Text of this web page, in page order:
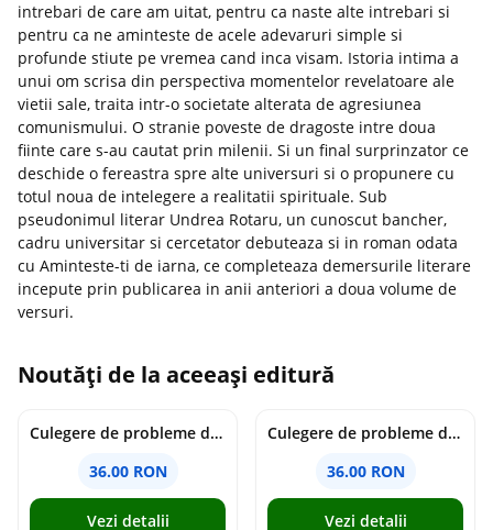
intrebari de care am uitat, pentru ca naste alte intrebari si
pentru ca ne aminteste de acele adevaruri simple si
profunde stiute pe vremea cand inca visam. Istoria intima a
unui om scrisa din perspectiva momentelor revelatoare ale
vietii sale, traita intr-o societate alterata de agresiunea
comunismului. O stranie poveste de dragoste intre doua
fiinte care s-au cautat prin milenii. Si un final surprinzator ce
deschide o fereastra spre alte universuri si o propunere cu
totul noua de intelegere a realitatii spirituale. Sub
pseudonimul literar Undrea Rotaru, un cunoscut bancher,
cadru universitar si cercetator debuteaza si in roman odata
cu Aminteste-ti de iarna, ce completeaza demersurile literare
incepute prin publicarea in anii anteriori a doua volume de
versuri.
Noutăți de la aceeași editură
Culegere de probleme de matematica - Clasa 7 - Ioana Monalisa Manea
36.00 RON
Vezi detalii
Culegere de probleme de matematica - Clasa 6 - Ioana Monalisa Manea, Cristina Neagoe
36.00 RON
Vezi detalii